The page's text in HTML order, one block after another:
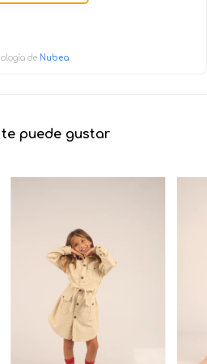
de Nubea
te puede gustar